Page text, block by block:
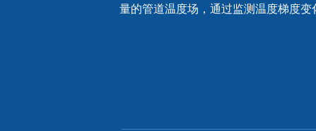
量的管道温度场，通过监测温度梯度变